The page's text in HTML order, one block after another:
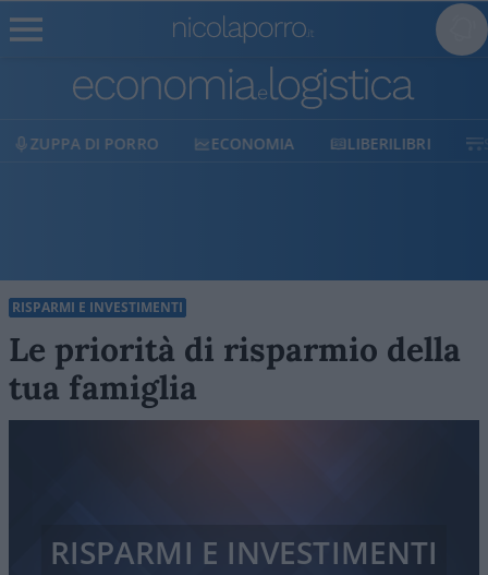
ECONOMIA LIBERILIBRI SHOP SOSTIENICI
RISPARMI E INVESTIMENTI
Le priorità di risparmio della
tua famiglia
RISPARMI E INVESTIMENTI